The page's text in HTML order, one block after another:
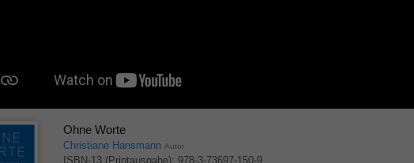
Ohne Worte
Christiane Hansmann Autor
ISBN-13 (Printausgabe): 978-3-73697-150-9